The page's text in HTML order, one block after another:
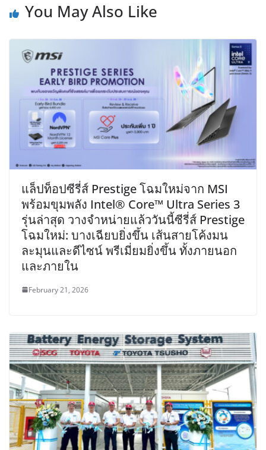
You May Also Like
แล็ปท็อปซีรี่ส์ Prestige โฉมใหม่จาก MSI
พร้อมขุมพลัง Intel® Core™ Ultra Series 3
รุ่นล่าสุด วางจำหน่ายแล้ววันนี้ซีรี่ส์ Prestige
โฉมใหม่: บางเฉียบยิ่งขึ้น เส้นสายโค้งมน
ละมุนและดีไซน์ พรีเมี่ยมยิ่งขึ้น ทั้งภายนอก
และภายใน
February 21, 2026